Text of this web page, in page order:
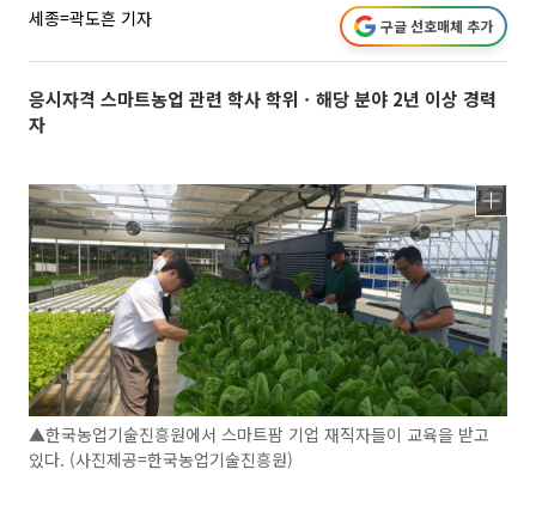
세종=곽도흔 기자 구글 선호매체 추가
응시자격 스마트농업 관련 학사 학위ㆍ해당 분야 2년 이상 경력
자
▲한국농업기술진흥원에서 스마트팜 기업 재직자들이 교육을 받고
있다. (사진제공=한국농업기술진흥원)